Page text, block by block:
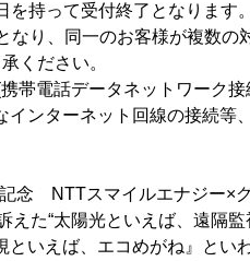
を持って受付終了となります。
なり、同一のお客様が複数の
ください。
帯電話データネットワーク
ンターネット回線の接続等
念 NTTスマイルエナジー×
た“太陽光といえば、遠隔監
といえば、エコめがね』とい